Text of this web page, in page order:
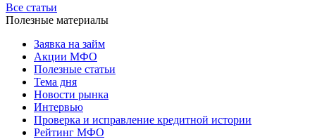
Все статьи
Полезные материалы
Заявка на займ
Акции МФО
Полезные статьи
Тема дня
Новости рынка
Интервью
Проверка и исправление кредитной истории
Рейтинг МФО